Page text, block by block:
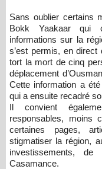
Sans oublier certains
Bokk Yaakaar qui
informations sur la
s’est permis, en direct
tort la mort de cinq
déplacement
Cette information a
qui a ensuite recadré
Il convient
responsables, moins
certaines pages,
stigmatiser la région,
investissements,
Casamance.